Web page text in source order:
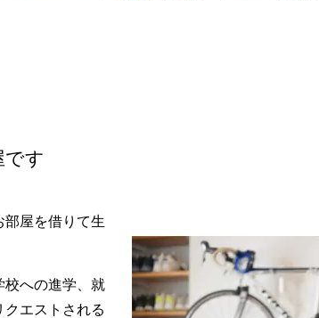
です
部屋を借りて生
校への進学、就
エストされる